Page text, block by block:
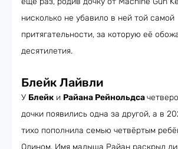
нисколько не убавило в ней той самой
притягательности, за которую её
десятилетия.
Блейк Лайвли
У Блейк и Райана Рейнольдса
дочки появились одна за другой, а в
тихо пополнила семью четвёртым
Олином. Имя малыша Райан раскрыл